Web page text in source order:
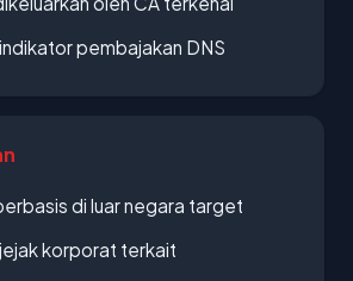
pembajakan DNS
di luar negara target
korporat terkait